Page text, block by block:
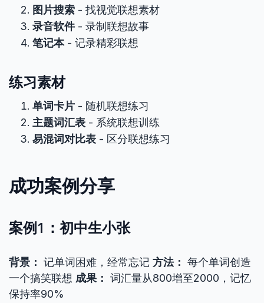
图片搜索 - 找视觉联想素材
录音软件- 录制联想故事
笔记本- 记录精彩联想
练习素材
单词卡片 - 随机联想练习
主题词汇表 - 系统联想训练
易混词对比表 - 区分联想练习
成功案例分享
案例1：初中生小张
背景： 记单词困难，经常忘记 方法： 每个单词创造
一个搞笑联想 成果： 词汇量从800增至2000，记忆
保持率90%